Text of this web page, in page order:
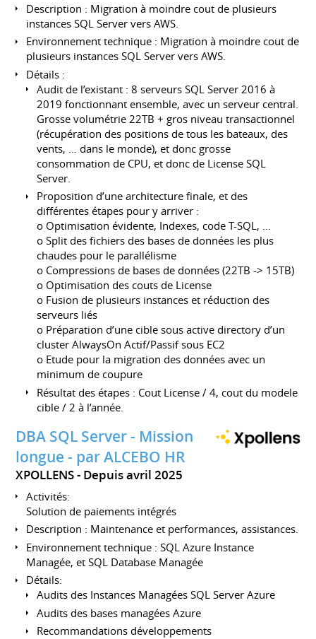
Description : Migration à moindre cout de plusieurs
instances SQL Server vers AWS.
Environnement technique : Migration à moindre cout de
plusieurs instances SQL Server vers AWS.
Détails :
Audit de l’existant : 8 serveurs SQL Server 2016 à
2019 fonctionnant ensemble, avec un serveur central.
Grosse volumétrie 22TB + gros niveau transactionnel
(récupération des positions de tous les bateaux, des
vents, … dans le monde), et donc grosse
consommation de CPU, et donc de License SQL
Server.
Proposition d’une architecture finale, et des
différentes étapes pour y arriver :
o Optimisation évidente, Indexes, code T-SQL, …
o Split des fichiers des bases de données les plus
chaudes pour le parallélisme
o Compressions de bases de données (22TB -> 15TB)
o Optimisation des couts de License
o Fusion de plusieurs instances et réduction des
serveurs liés
o Préparation d’une cible sous active directory d’un
cluster AlwaysOn Actif/Passif sous EC2
o Etude pour la migration des données avec un
minimum de coupure
Résultat des étapes : Cout License / 4, cout du modele
cible / 2 à l’année.
DBA SQL Server - Mission
longue - par ALCEBO HR
XPOLLENS Depuis avril 2025
Activités:
Solution de paiements intégrés
Description : Maintenance et performances, assistances.
Environnement technique : SQL Azure Instance
Managée, et SQL Database Managée
Détails:
Audits des Instances Managées SQL Server Azure
Audits des bases managées Azure
Recommandations développements